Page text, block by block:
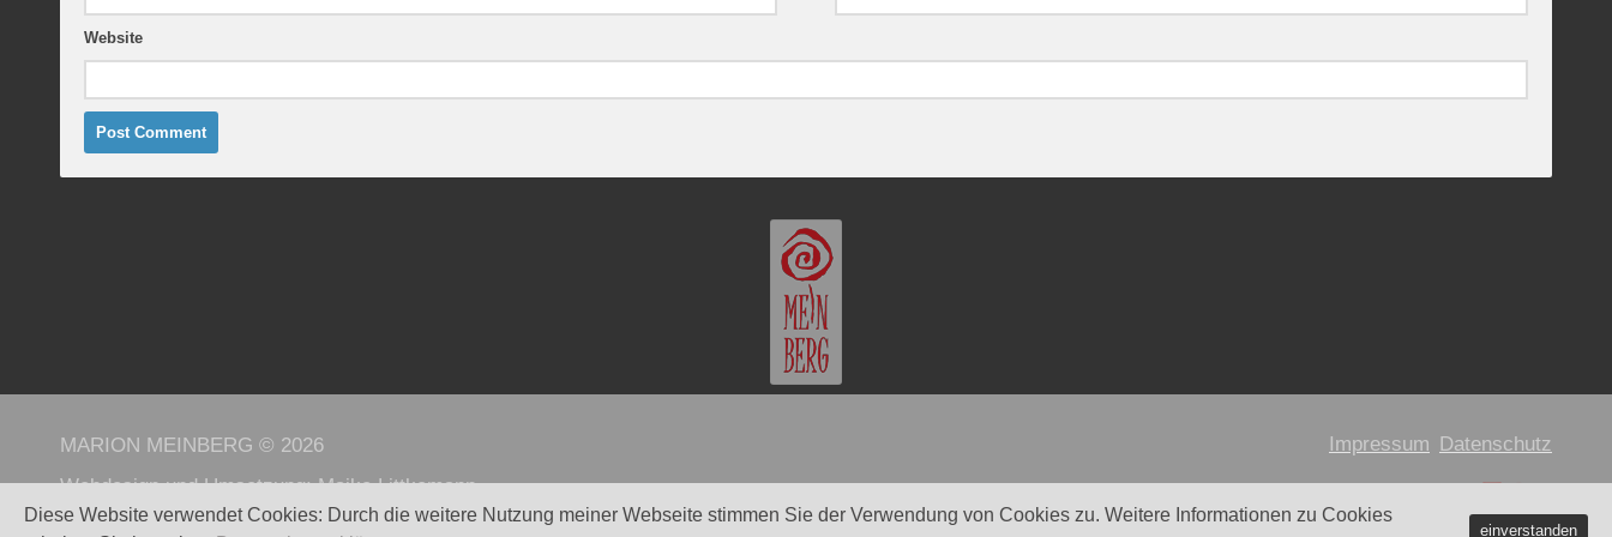
Website
Impressum Datenschutz
MARION MEINBERG © 2026
Webdesign und Umsetzung:Maike Littkemann
Powered byWordPress. - Theme byAlx.
Diese Website verwendet Cookies: Durch die weitere Nutzung meiner Webseite stimmen Sie der Verwendung von Cookies zu. Weitere Informationen zu Cookies
einverstanden